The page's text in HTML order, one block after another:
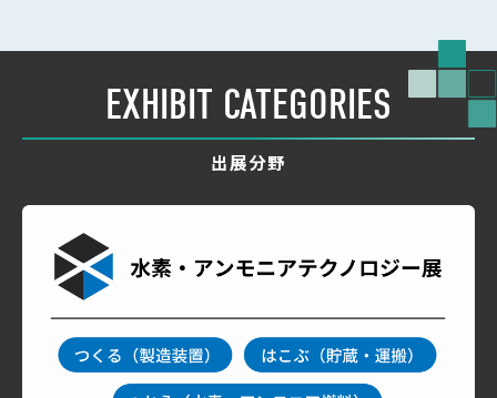
EXHIBIT CATEGORIES
出展分野